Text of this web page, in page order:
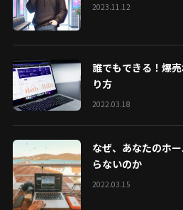
2023.11.12
誰でもできる！爆
り方
2022.03.18
なぜ、あなたのホ
らないのか
2022.03.15